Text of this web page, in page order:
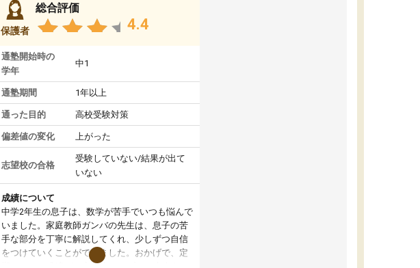
保護者
総合評価
4.4
通塾開始時の
学年
中1
通塾期間 1年以上
通った目的 高校受験対策
偏差値の変化 上がった
志望校の合格
受験していない/結果が出て
いない
成績について
中学2年生の息子は、数学が苦手でいつも悩んで
いました。家庭教師ガンバの先生は、息子の苦
手な部分を丁寧に解説してくれ、少しずつ自信
をつけていくことができました。おかげで、定